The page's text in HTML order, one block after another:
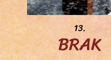
13.
BRAK